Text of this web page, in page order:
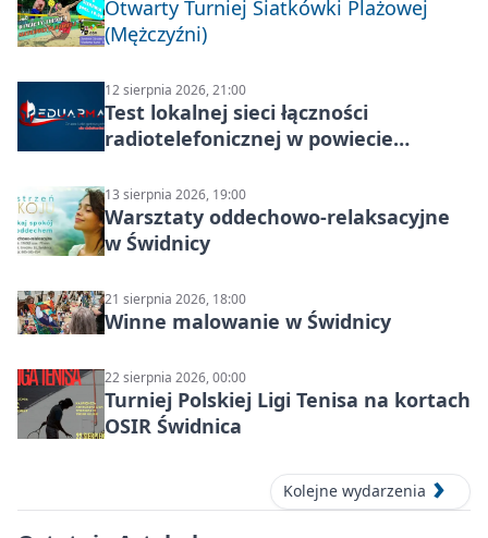
Otwarty Turniej Siatkówki Plażowej
(Mężczyźni)
12 sierpnia 2026, 21:00
Test lokalnej sieci łączności
radiotelefonicznej w powiecie
13 sierpnia 2026, 19:00
Warsztaty oddechowo-relaksacyjne
w Świdnicy
21 sierpnia 2026, 18:00
Winne malowanie w Świdnicy
22 sierpnia 2026, 00:00
Turniej Polskiej Ligi Tenisa na kortach
OSIR Świdnica
Kolejne wydarzenia